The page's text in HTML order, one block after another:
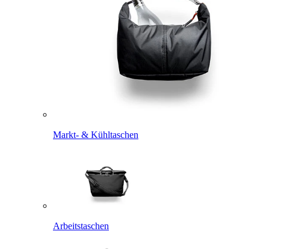
Markt- & Kühltaschen
Arbeitstaschen